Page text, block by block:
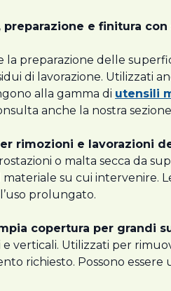
e finitura
la preparazione delle
di lavorazione. Utilizzati
alla gamma di utensili
anche la nostra
rimozioni e lavorazioni
o malta secca da
su cui
prolungato.
copertura per grandi
verticali. Utilizzati per
richiesto. Possono